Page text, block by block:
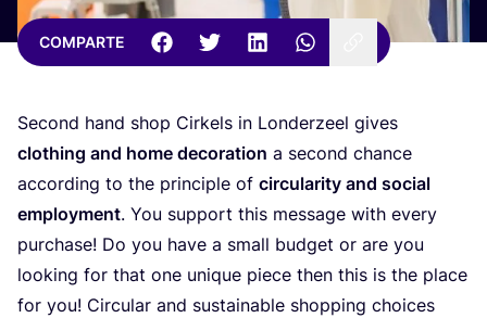
COMPARTE
Second hand shop Cir­kels in Lon­der­zeel gives
clothing and home deco­ra­tion a second chan­ce
accor­ding to the prin­ci­ple of cir­cu­la­rity and social
employ­ment. You sup­port this mes­sa­ge with every
pur­cha­se! Do you have a small bud­get or are you
loo­king for that one uni­que pie­ce then this is the pla­ce
for you! Cir­cu­lar and sus­tai­na­ble shop­ping choi­ces